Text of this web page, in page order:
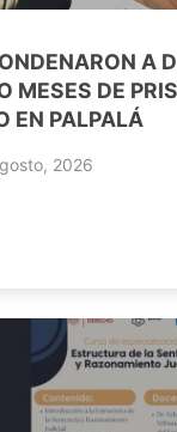
A
MESES DE
EN PALPALÁ
2026